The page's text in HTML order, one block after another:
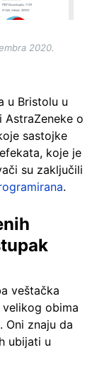
2020.
u Bristolu u
AstraZeneke o
sastojke
koje je
su zaključili
.
veštačka
obima
Oni znaju da
ubijati u